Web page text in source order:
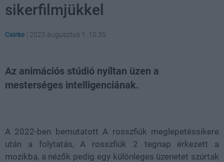
sikerfilmjükkel
Csirke | 2025 augusztus 1. 10:35
Az animációs stúdió nyíltan üzen a
mesterséges intelligenciának.
A 2022-ben bemutatott A rosszfiúk meglepetéssikere
után a folytatás, A rosszfiúk 2 tegnap érkezett a
mozikba, a nézők pedig egy különleges üzenetet szúrtak